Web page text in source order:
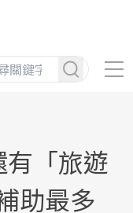
「旅遊
助最多